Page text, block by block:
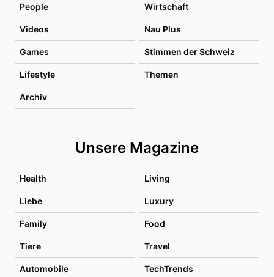
People Wirtschaft
Videos Nau Plus
Games Stimmen der Schweiz
Lifestyle Themen
Archiv
Unsere Magazine
Health Living
Liebe Luxury
Family Food
Tiere Travel
Automobile TechTrends